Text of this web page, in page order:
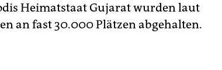
Heimatstaat Gujarat wurden laut
an fast 30.000 Plätzen abgehalten.